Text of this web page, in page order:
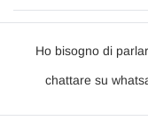
and manufactures high
Through intensive
Racing bars are proven to
Ho bisogno di
chattare su